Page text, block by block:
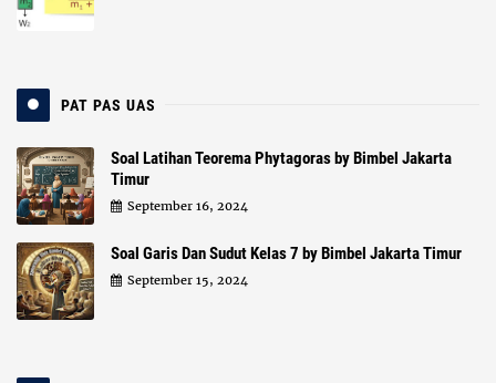
PAT PAS UAS
Soal Latihan Teorema Phytagoras by Bimbel Jakarta
Timur
September 16, 2024
Soal Garis Dan Sudut Kelas 7 by Bimbel Jakarta Timur
September 15, 2024